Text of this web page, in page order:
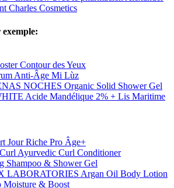
Charles Cosmetics
Contour des Yeux
Anti-Âge Mi Lùz
NOCHES Organic Solid Shower Gel
Acide Mandélique 2% + Lis Maritime
Jour Riche Pro Âge+
Ayurvedic Curl Conditioner
Shampoo & Shower Gel
LABORATORIES Argan Oil Body Lotion
Moisture & Boost